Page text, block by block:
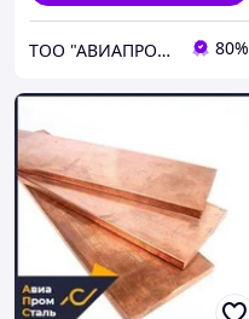
ТОО "АВИАПРОМСТАЛЬ" 80%